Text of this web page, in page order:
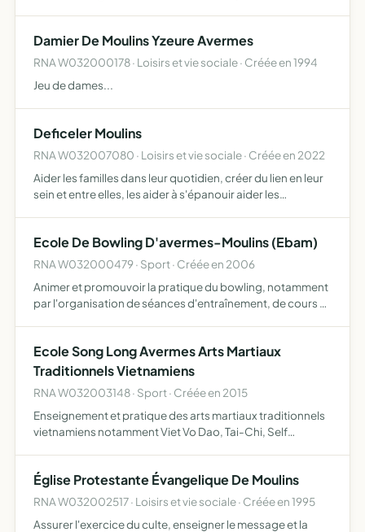
(ruralité, e…
Damier De Moulins Yzeure Avermes
RNA W032000178 · Loisirs et vie sociale · Créée en 1994
Jeu de dames...
Deficeler Moulins
RNA W032007080 · Loisirs et vie sociale · Créée en 2022
Aider les familles dans leur quotidien, créer du lien en leur
sein et entre elles, les aider à s'épanouir aider les
Ecole De Bowling D'avermes-Moulins (Ebam)
RNA W032000479 · Sport · Créée en 2006
Animer et promouvoir la pratique du bowling, notamment
par l'organisation de séances d'entraînement, de cours et
à…
Ecole Song Long Avermes Arts Martiaux
Traditionnels Vietnamiens
RNA W032003148 · Sport · Créée en 2015
Enseignement et pratique des arts martiaux traditionnels
vietnamiens notamment Viet Vo Dao, Tai-Chi, Self
Église Protestante Évangelique De Moulins
RNA W032002517 · Loisirs et vie sociale · Créée en 1995
Assurer l'exercice du culte, enseigner le message et la